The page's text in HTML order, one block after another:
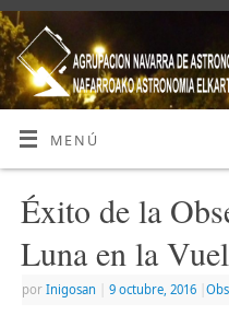
MENÚ
Éxito de la
Luna en la
por Inigosan 9 octubre, 2016